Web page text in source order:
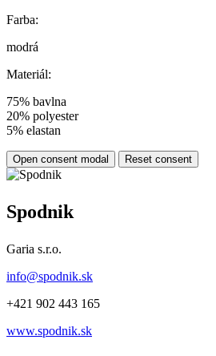
Farba:
modrá
Materiál:
75% bavlna
20% polyester
5% elastan
Open consent modal Reset consent
Spodnik
Garia s.r.o.
info@spodnik.sk
+421 902 443 165
www.spodnik.sk